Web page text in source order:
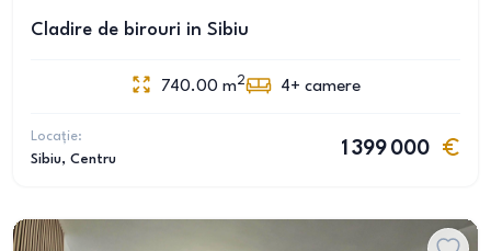
Cladire de birouri in Sibiu
740.00 m2 4+ camere
Locație:
Sibiu, Centru
1 399 000